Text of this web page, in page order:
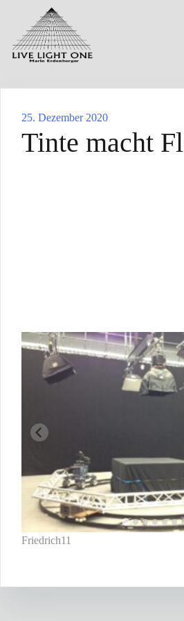
springen
25. Dezember 2020
Tinte macht
Beitragsnavigation
Friedrich11